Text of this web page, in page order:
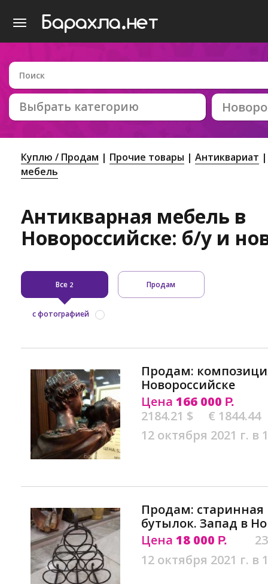
Выбрать категорию
Куплю / Продам Прочие товары
Антиквариат
мебель
Антикварная мебель в
Новороссийске: б/у и
Все 2 Продам
с фотографией
Продам:
Новороссийске
Цена 166 000 Р.
2184.21 $
€ 1844.44
12 октября 2021 г. в
Продам: старинная
бутылок. Запад в
Цена 18 000 Р.
12 октября 2021 г. в